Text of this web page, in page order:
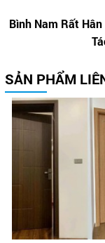
Bình Nam Rất
SẢN PHẨM